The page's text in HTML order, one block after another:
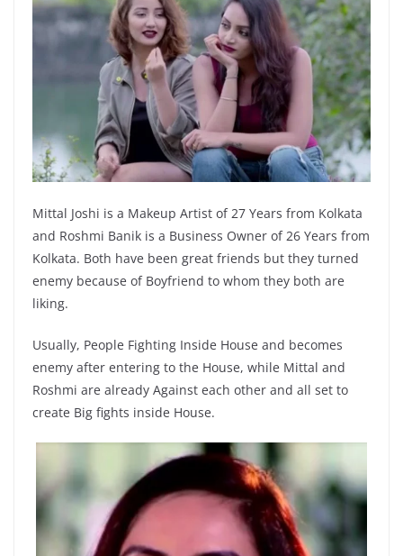
Mittal Joshi is a Makeup Artist of 27 Years from Kolkata
and Roshmi Banik is a Business Owner of 26 Years from
Kolkata. Both have been great friends but they turned
enemy because of Boyfriend to whom they both are
liking.
Usually, People Fighting Inside House and becomes
enemy after entering to the House, while Mittal and
Roshmi are already Against each other and all set to
create Big fights inside House.